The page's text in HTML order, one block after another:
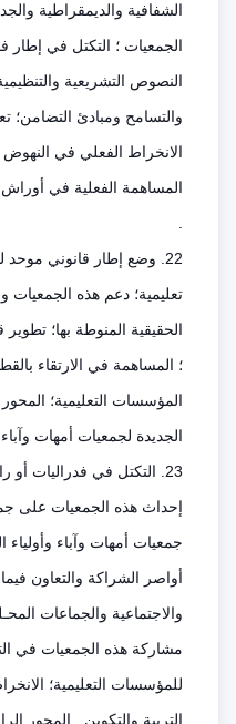
الشفافية والديمقراطية
الجمعيات ؛ التكتل في إطار
النصوص التشريعية
والتسامح ومبادئ التضامن؛
الانخراط الفعلي في النهوض
المساهمة الفعلية في أوراش
22. وضع إطار قانوني
تعليمية؛ دعم هذه الجمعيات
الحقيقية المنوطة بها؛ تطوير
؛ المساهمة في الارتقاء
المؤسسات التعليمية؛ المحور
الجديدة لجمعيات أمهات وآباء
23. التكتل في فدراليات
إحداث هذه الجمعيات على
جمعيات أمهات وآباء وأولياء
أواصر الشراكة والتعاون
والاجتماعية والجماعات
مشاركة هذه الجمعيات في
للمؤسسات التعليمية؛
التربية والتكوين . المحور